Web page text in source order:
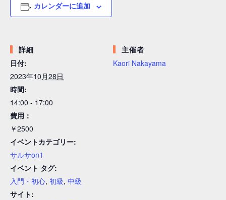
カレンダーに追加
詳細
日付:
2023年10月28日
時間:
14:00 - 17:00
費用：
￥2500
イベントカテゴリー:
サルサon1
イベント タグ:
入門・初心, 初級, 中級
サイト:
主催者
Kaori Nakayama